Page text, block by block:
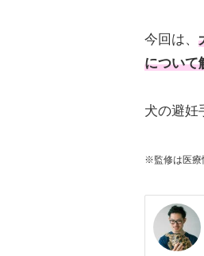
今回は、
について
犬の避妊
※監修は医療